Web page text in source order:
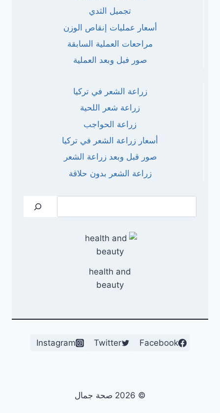
تجميل الثدي
أسعار عمليات إنقاص الوزن
مراحعات العملية السابقة
صور فبل وبعد العملية
زراعة الشعر في تركيا
زراعة شعر اللحية
زراعة الحواجب
أسعار زراعة الشعر في تركيا
صور قبل وبعد زراعة الشعر
زراعة الشعر بدون حلاقة
health and
beauty
Facebook
Twitter
Instagram
© 2026 صحة جمال